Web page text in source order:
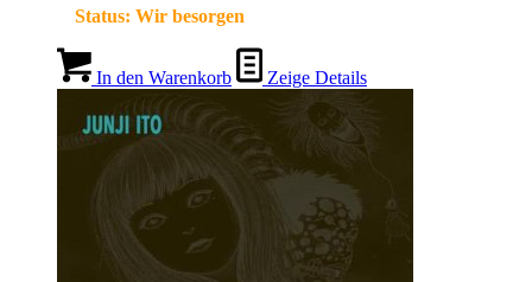
Status: Wir besorgen
In den Warenkorb Zeige Details